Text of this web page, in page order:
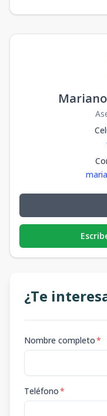
¿Te
Nombre completo*
Teléfono*